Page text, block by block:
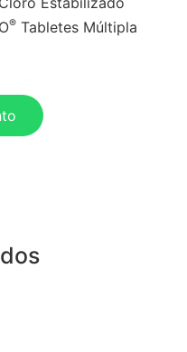
® Tabletes Múltipla